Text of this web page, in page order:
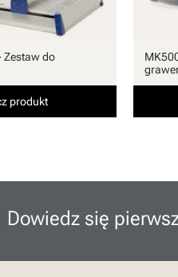
Zestaw do
produkt
Dowiedz się